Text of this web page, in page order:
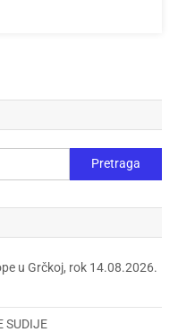
u Grčkoj, rok 14.08.2026.
SUDIJE